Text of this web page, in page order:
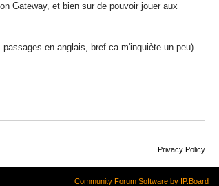
Gateway, et bien sur de pouvoir jouer aux
en anglais, bref ca m'inquiète un peu)
Privacy Policy
Community Forum Software by IP.Board